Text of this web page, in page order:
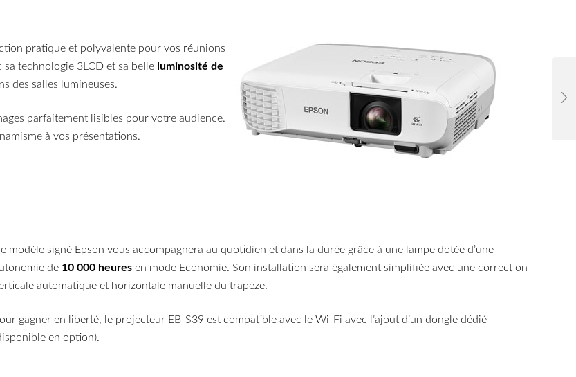
pratique et polyvalente pour vos réunions
technologie 3LCD et sa belle luminosité de
des salles lumineuses.
parfaitement lisibles pour votre audience.
à vos présentations.
modèle signé Epson vous accompagnera au quotidien et dans la durée grâce à une lampe dotée d’une
de 10 000 heuresen mode Economie. Son installation sera également simplifiée avec une correction
automatique et horizontale manuelle du trapèze.
gagner en liberté, le projecteur EB-S39 est compatible avec le Wi-Fi avec l’ajout d’un dongle dédié
en option).